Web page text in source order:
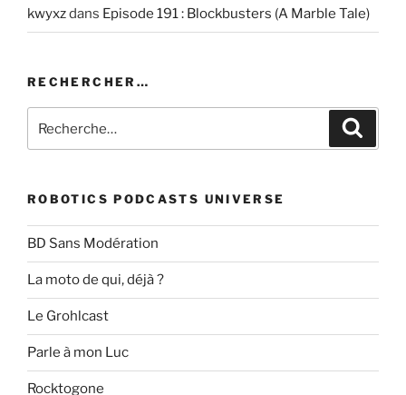
kwyxzdans Episode 191 : Blockbusters (A Marble Tale)
RECHERCHER…
pour
ROBOTICS PODCASTS UNIVERSE
BD Sans Modération
La moto de qui, déjà ?
Le Grohlcast
Parle à mon Luc
Rocktogone